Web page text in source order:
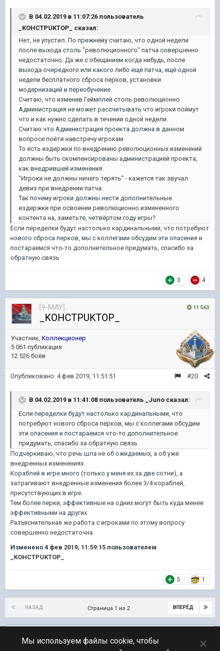
В 04.02.2019 в 11:07:26 пользователь
_KOHCTPUKTOP_
сказал:
Нет, не упустил. По прежнему считаю, что одной недели
после выхода столь "революционного" патча совершенно
недостаточно. Да же с обещанием когда нибудь, после
выхода очередного или какого либо ещё патча, ещё одной
недели бесплатного сброса перков, установки
модернизаций и переобучение.
Считаю, что изменив Геймплей столь революционно
Администрация не может рассчитывать что игроки поймут
что и как нужно сделать в течении одной недели.
Считаю что Администрация проекта должна в данном
вопросе пойти навстречу игрокам.
То есть издержки по внедрению революционных изменений
должны быть скомпенсированы администрацией проекта,
как внедрившей изменения.
"Игроки не должны ничего терять" - кажется так звучал
девиз при внедрении патча.
Так почему игроки должны нести дополнительные
издержки при освоении революционно измененного
контента на, заметьте, четвёртом году игры?
Если переделки будут настолько кардинальными, что потребуют
нового сброса перков, мы с коллегами обсудим эти опасения и
постараемся что-то дополнительное придумать, спасибо за
обратную связь
3 4
11 563
[9-MAY]
_KOHCTPUKTOP_
Участник, Коллекционер
5 061 публикация
12 526 боёв
#20
Опубликовано: 4 фев 2019, 11:51:51
В 04.02.2019 в 11:41:08 пользователь _Juno сказал:
Если переделки будут настолько кардинальными, что
потребуют нового сброса перков, мы с коллегами обсудим
эти опасения и постараемся что-то дополнительное
придумать, спасибо за обратную связь
Подчёркиваю, что речь шла не об ожидаемых, а об уже
внедренных изменениях.
Кораблей в игре много (только у меня их за две сотни), а
затрагивают внедренные изменения более 3/4 кораблей,
присутствующих в игре.
Тем более перки, эффективные на одних могут быть куда менее
эффективными на других.
Разъяснительная же работа с игроками по этому вопросу
совершенно недостаточна.
Изменено 4 фев 2019, 11:59:15 пользователем
_KOHCTPUKTOP_
5 1
НАЗАД ВПЕРЁД
Страница 1 из 2
Мы используем файлы cookie, чтобы
×